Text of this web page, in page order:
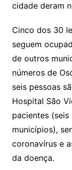
cidade deram
Cinco dos 30
seguem
de outros
números de
seis pessoas
Hospital São
pacientes
municípios),
coronavírus e
da doença.